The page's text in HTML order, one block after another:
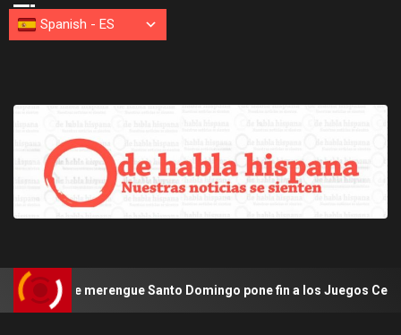
merengue Santo Domingo pone fin a los Juegos
Spanish - ES